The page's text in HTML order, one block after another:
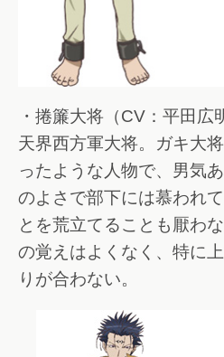
・捲簾大将（CV：平田広
天界西方軍大将。ガキ大
ったような人物で、男気
のよさで部下には慕われ
とを荒立てることも厭わ
の覚えはよくなく、特に
りが合わない。